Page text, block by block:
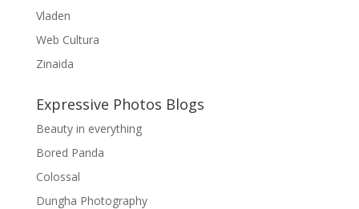
Vladen
Web Cultura
Zinaida
Expressive Photos Blogs
Beauty in everything
Bored Panda
Colossal
Dungha Photography